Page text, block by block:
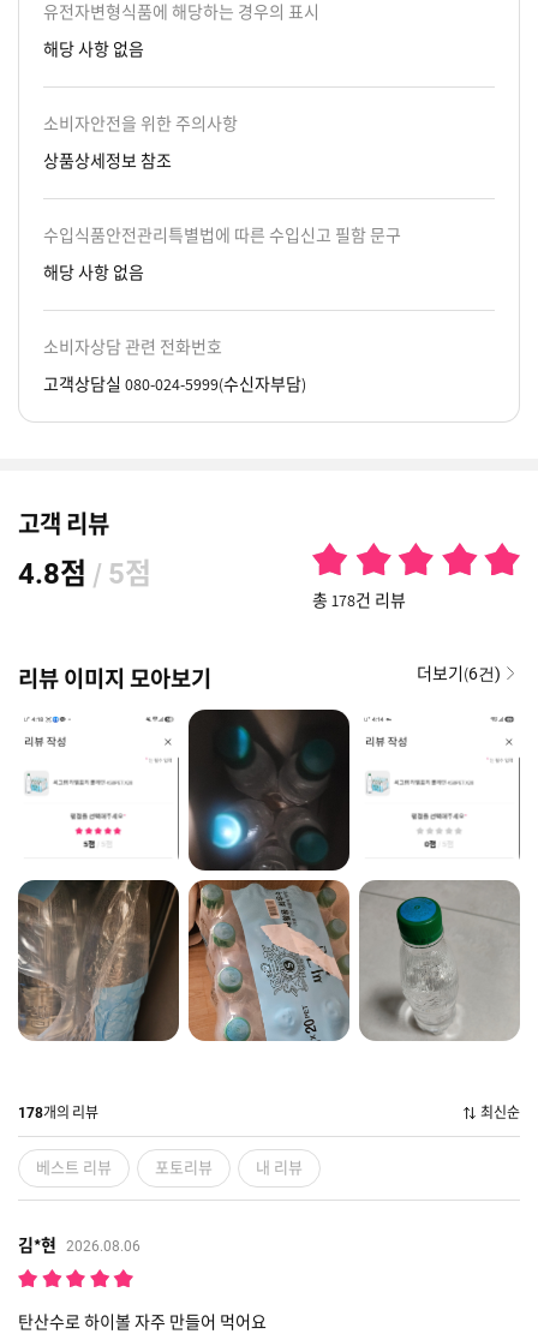
유전자변형식품에 해당하는 경우의 표시
해당 사항 없음
소비자안전을 위한 주의사항
상품상세정보 참조
수입식품안전관리특별법에 따른 수입신고 필함 문구
해당 사항 없음
소비자상담 관련 전화번호
고객상담실 080-024-5999(수신자부담)
고객 리뷰
4.8점 / 5점
총 178건 리뷰
리뷰 이미지 모아보기 더보기(6건)
178개의 리뷰 최신순
베스트 리뷰 포토리뷰 내 리뷰
김*현 2026.08.06
탄산수로 하이볼 자주 만들어 먹어요